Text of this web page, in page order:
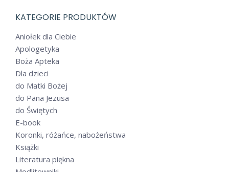
KATEGORIE PRODUKTÓW
Aniołek dla Ciebie
Apologetyka
Boża Apteka
Dla dzieci
do Matki Bożej
do Pana Jezusa
do Świętych
E-book
Koronki, różańce, nabożeństwa
Książki
Literatura piękna